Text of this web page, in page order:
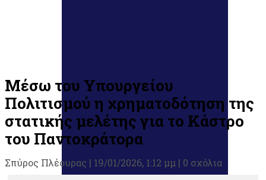
Μέσω του Υπουργείου
Πολιτισμού η χρηματοδότηση της
στατικής μελέτης για το Κάστρο
του Παντοκράτορα
Σπύρος Πλέουρας | 19/01/2026, 1:12 μμ | 0 σχόλια